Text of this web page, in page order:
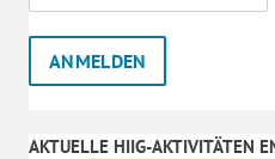
AKTUELLE HIIG-AKTIVITÄTEN